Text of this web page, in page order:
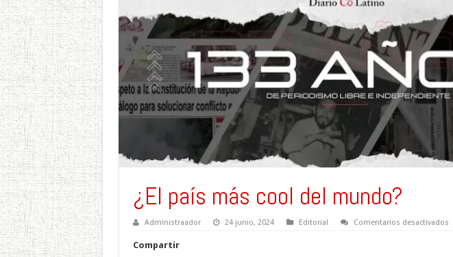
¿El país más cool del mundo?
Administraador 24 junio, 2024 Editorial Comentarios desactivadosen
Compartir